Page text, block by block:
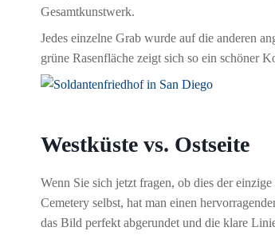
Gesamtkunstwerk.
Jedes einzelne Grab wurde auf die anderen
grüne Rasenfläche zeigt sich so ein schöner
Westküste vs. Ostseite
Wenn Sie sich jetzt fragen, ob dies der
Cemetery selbst, hat man einen
das Bild perfekt abgerundet und die klare